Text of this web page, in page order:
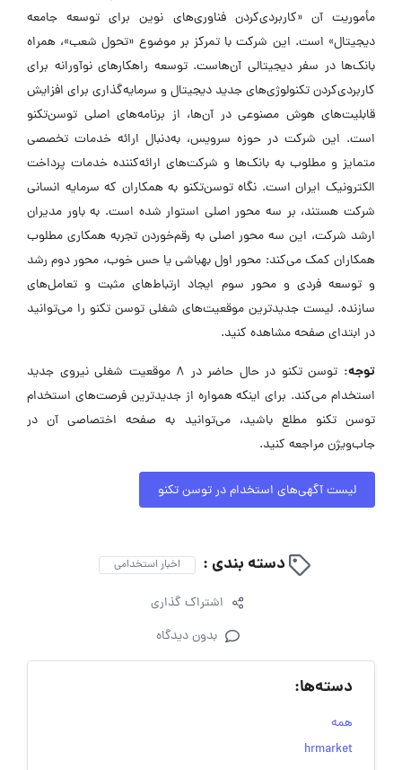
مأموریت آن «کاربردی‌کردن فناوری‌های نوین برای توسعه جامعه
دیجیتال» است. این شرکت با تمرکز بر موضوع «تحول شعب»، همراه
بانک‌ها در سفر دیجیتالی آن‌هاست. توسعه راهکارهای نوآورانه برای
کاربردی‌کردن تکنولوژی‌های جدید دیجیتال و سرمایه‌گذاری برای افزایش
قابلیت‌های هوش مصنوعی در آن‌ها، از برنامه‌های اصلی توسن‌تکنو
است. این شرکت در حوزه سرویس، به‌دنبال ارائه خدمات تخصصی
متمایز و مطلوب به بانک‌ها و شرکت‌های ارائه‌کننده خدمات پرداخت
الکترونیک ایران است. نگاه توسن‌تکنو به همکاران که سرمایه انسانی
شرکت هستند، بر سه محور اصلی استوار شده است. به باور مدیران
ارشد شرکت، این سه محور اصلی به رقم‌خوردن تجربه همکاری مطلوب
همکاران کمک می‌کند: محور اول بهباشی یا حس خوب، محور دوم رشد
و توسعه فردی و محور سوم ایجاد ارتباط‌های مثبت و تعامل‌های
سازنده. لیست جدیدترین موقعیت‌های شغلی توسن‌ تکنو را می‌توانید
در ابتدای صفحه مشاهده کنید.
توجه:
توسن‌ تکنو در حال حاضر در ۸ موقعیت شغلی نیروی جدید
استخدام می‌کند. برای اینکه همواره از جدیدترین فرصت‌های استخدام
توسن‌ تکنو مطلع باشید، می‌توانید به صفحه اختصاصی آن در
جاب‌ویژن مراجعه کنید.
لیست آگهی‌های استخدام در توسن‌ تکنو
دسته بندی : اخبار استخدامی
اشتراک گذاری
بدون دیدگاه
دسته‌ها:
همه
hrmarket